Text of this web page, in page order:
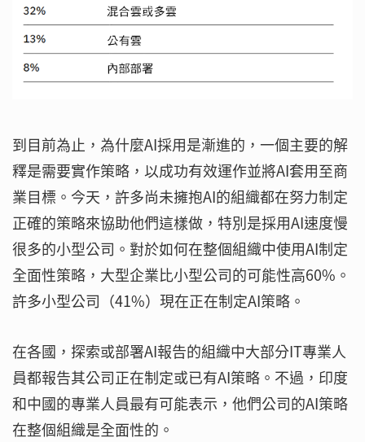
到目前為止，為什麼AI採用是漸進的，一個主要的解
釋是需要實作策略，以成功有效運作並將AI套用至商
業目標。今天，許多尚未擁抱AI的組織都在努力制定
正確的策略來協助他們這樣做，特別是採用AI速度慢
很多的小型公司。對於如何在整個組織中使用AI制定
全面性策略，大型企業比小型公司的可能性高60%。
許多小型公司（41%）現在正在制定AI策略。
在各國，探索或部署AI報告的組織中大部分IT專業人
員都報告其公司正在制定或已有AI策略。不過，印度
和中國的專業人員最有可能表示，他們公司的AI策略
在整個組織是全面性的。